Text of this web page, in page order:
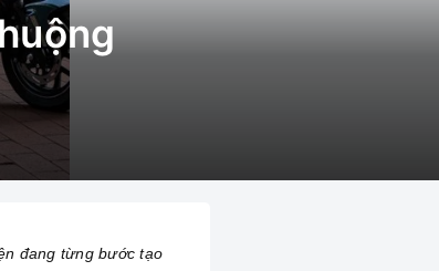
đang từng bước tạo